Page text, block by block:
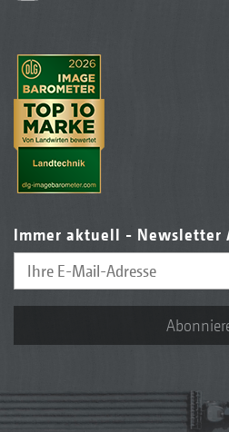
Immer aktuell - Newsletter